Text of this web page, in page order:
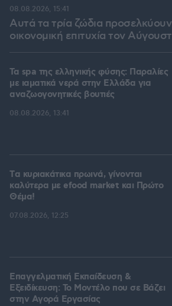
Αυτά τα τρία ζώδια
οικονομική επιτυχία τον
08.08.2026, 15:41
Τα spa της ελληνικής φύσης: Παραλίες
με ιαματικά νερά στην Ελλάδα για
αναζωογονητικές βουτιές
08.08.2026, 13:41
Tα κυριακάτικα πρωινά, γίνονται
καλύτερα με efood market και Πρώτο
Θέμα!
07.08.2026, 12:25
Επαγγελματική Εκπαίδευση &
Εξειδίκευση: Το Mοντέλο που σε Bάζει
στην Aγορά Eργασίας